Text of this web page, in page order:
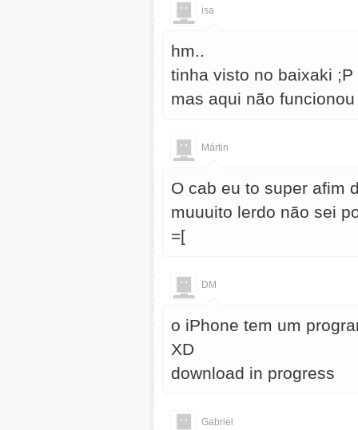
isa
hm..
tinha visto no baixaki ;P
mas aqui não
Mártin
O cab eu to super afim
muuuito lerdo não sei
=[
DM
o iPhone tem um
XD
download in progress
Gabriel